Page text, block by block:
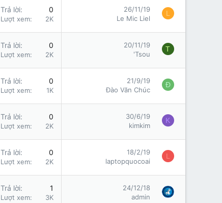
Trả lời 0
Lượt xem 2K
26/11/19
Le Mic Liel
L
Trả lời 0
Lượt xem 2K
20/11/19
'Tsou
T
Trả lời 0
Lượt xem 1K
21/9/19
Đào Văn Chúc
Đ
Trả lời 0
Lượt xem 2K
30/6/19
kimkim
K
Trả lời 0
Lượt xem 2K
18/2/19
laptopquocoai
L
Trả lời 1
Lượt xem 3K
24/12/18
admin